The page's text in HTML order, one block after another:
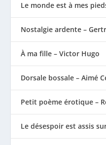
Le monde est à mes
Nostalgie ardente –
À ma fille – Victor Hugo
Dorsale bossale – Aimé
Petit poème érotique –
Le désespoir est assis